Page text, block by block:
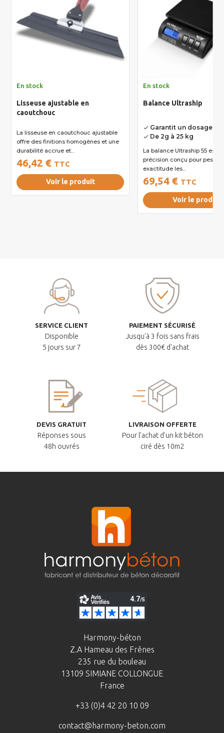
En stock
Lisseuse ajustable en
caoutchouc
La lisseuse en caoutchouc ajustable
offre des finitions homogènes et une
durabilité accrue et...
46,42 € TTC
Voir le produit
En stock
Balance Ultraship
done Garantit un dosage
done De 2g à 25 kg
La balance Ultraship 55 est un outil de
précision conçu pour peser
exactitude les...
69,54 € TTC
Voir le produit
SERVICE CLIENT
Disponible
5 jours sur 7
PAIEMENT SÉCURISÉ
Jusqu'à 3 fois sans frais
dès 300€ d'achat
DEVIS GRATUIT
Réponses sous
48h ouvrés
LIVRAISON OFFERTE
Pour l'achat d'un kit béton
ciré dès 10m2
Harmony-béton
Z.A Hameau des Frênes
235 rue du bouleau
13109 SIMIANE COLLONGUE
France
+33 (0)4 42 20 10 09
contact@harmony-beton.com